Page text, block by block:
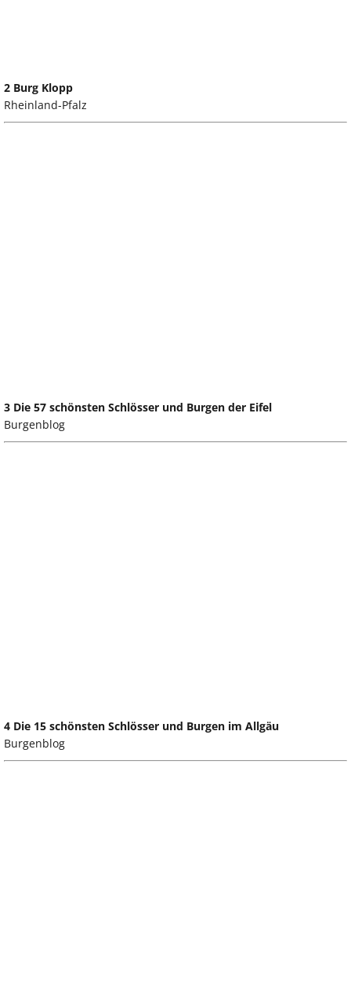
2 Burg Klopp
Rheinland-Pfalz
3 Die 57 schönsten Schlösser und Burgen der Eifel
Burgenblog
4 Die 15 schönsten Schlösser und Burgen im Allgäu
Burgenblog